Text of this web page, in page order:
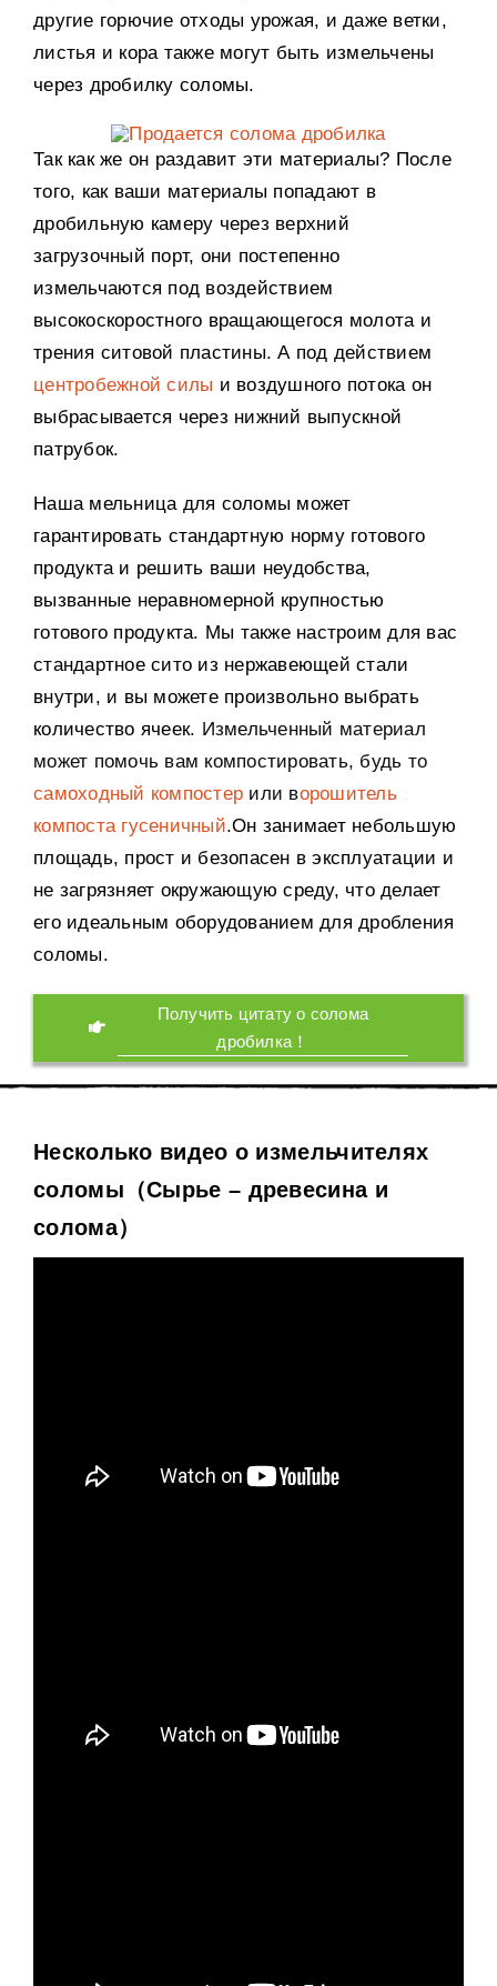
другие горючие отходы урожая, и даже ветки,
листья и кора также могут быть измельчены
через дробилку соломы.
Так как же он раздавит эти материалы? После
того, как ваши материалы попадают в
дробильную камеру через верхний
загрузочный порт, они постепенно
измельчаются под воздействием
высокоскоростного вращающегося молота и
трения ситовой пластины. А под действием
центробежной силы и воздушного потока он
выбрасывается через нижний выпускной
патрубок.
Наша мельница для соломы может
гарантировать стандартную норму готового
продукта и решить ваши неудобства,
вызванные неравномерной крупностью
готового продукта. Мы также настроим для вас
стандартное сито из нержавеющей стали
внутри, и вы можете произвольно выбрать
количество ячеек. Измельченный материал
может помочь вам компостировать, будь то
самоходный компостер или ворошитель
компоста гусеничный.Он занимает небольшую
площадь, прост и безопасен в эксплуатации и
не загрязняет окружающую среду, что делает
его идеальным оборудованием для дробления
соломы.
Получить цитату о солома
дробилка！
Несколько видео о измельчителях
соломы（Сырье – древесина и
солома）